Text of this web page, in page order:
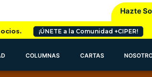
Hazte
¡ÚNETE a la Comunidad +CIPER!
COLUMNAS CARTAS